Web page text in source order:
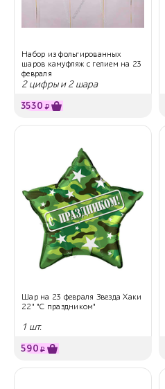
Набор из фольгированных
шаров камуфляж с гелием на 23
февраля
2 цифры и 2 шара
3530 ₽
Шар на 23 февраля Звезда Хаки
22" "С праздником"
1 шт.
590 ₽